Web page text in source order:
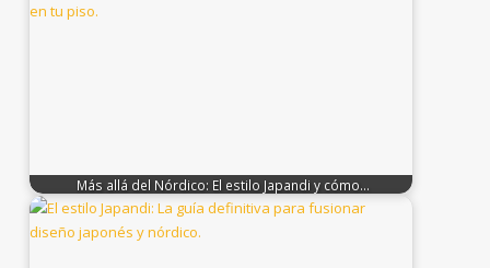
Más allá del Nórdico: El estilo Japandi y cómo…